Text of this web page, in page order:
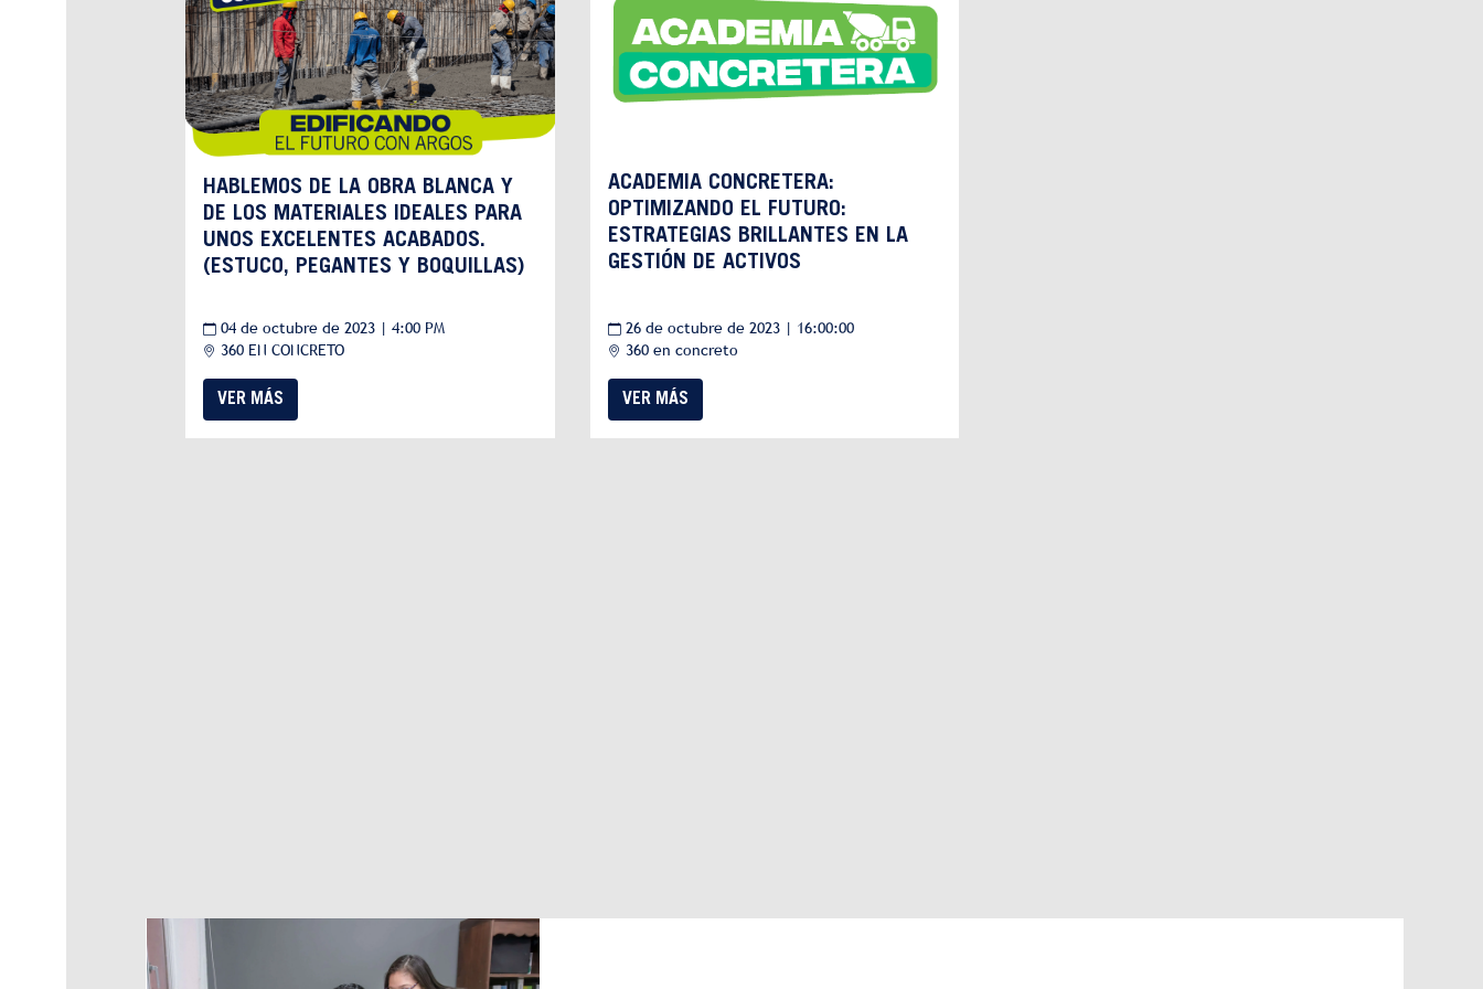
HABLEMOS DE LA OBRA BLANCA Y
DE LOS MATERIALES IDEALES PARA
UNOS EXCELENTES ACABADOS.
(ESTUCO, PEGANTES Y BOQUILLAS)
04 de octubre de 2023 | 4:00 PM
360 EN CONCRETO
VER MÁS
ACADEMIA CONCRETERA:
OPTIMIZANDO EL FUTURO:
ESTRATEGIAS BRILLANTES EN LA
GESTIÓN DE ACTIVOS
26 de octubre de 2023 | 16:00:00
360 en concreto
VER MÁS